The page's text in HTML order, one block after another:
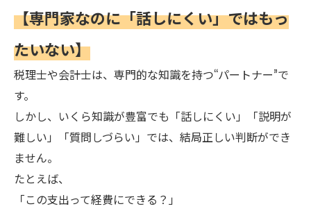
【専門家なのに「話しにくい」ではもっ
たいない】
税理士や会計士は、専門的な知識を持つ“パートナー”で
す。
しかし、いくら知識が豊富でも「話しにくい」「説明が
難しい」「質問しづらい」では、結局正しい判断ができ
ません。
たとえば、
「この支出って経費にできる？」